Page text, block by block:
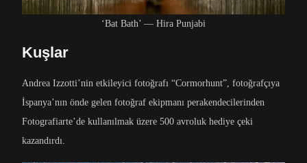
‘Bat Bath’ — Hira Punjabi
Kuşlar
Andrea Izzotti’nin etkileyici fotoğrafı “Cormorhunt”, fotoğrafçıya
İspanya’nın önde gelen fotoğraf ekipmanı perakendecilerinden
Fotografiarte’de kullanılmak üzere 500 avroluk hediye çeki
kazandırdı.